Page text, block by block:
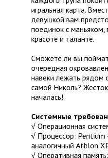
игральная карта.
девушкой вам
поединок с
красоте и таланте.
Сможете ли вы
очередная
навеки лежать рядом
самой Николь?
началась!
Системные
√ Операционная
√ Процессор: Pentium
аналогичный Athlon
√ Оперативная